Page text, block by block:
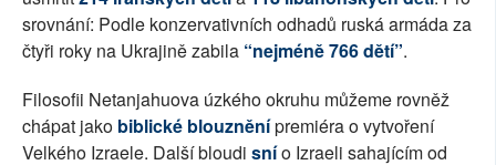
srovnání: Podle konzervativních odhadů ruská armáda za
čtyři roky na Ukrajině zabila “nejméně 766 dětí”.
Filosofii Netanjahuova úzkého okruhu můžeme rovněž
chápat jako biblické blouzněnípremiéra o vytvoření
Velkého Izraele. Další bloudi snío Izraeli sahajícím od